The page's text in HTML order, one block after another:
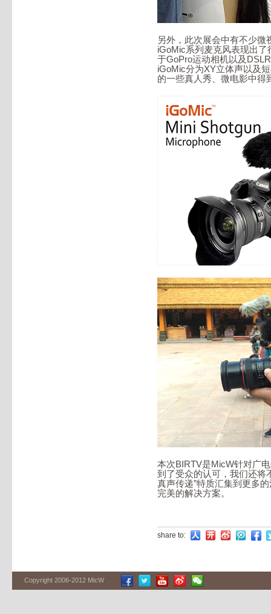
另外，此次展会中有不少
iGoMic系列麦克风表现出
于GoPro运动相机以及
iGoMic分为XY立体声以及
的一些真人秀、微电影中得
本次BIRTV是MicW针对广
到了受众的认可，我们还将
真声传递”特质汇集到更多
完美的解决方案。
share to:
Copyright 2006-2012 MicW